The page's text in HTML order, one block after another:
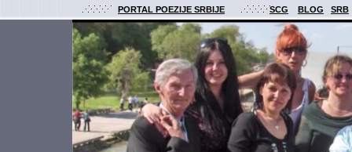
PORTAL POEZIJE SRBIJE SCG BLOG SRB